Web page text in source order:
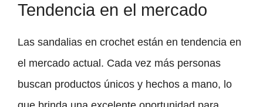
Tendencia en el mercado
Las sandalias en crochet están en tendencia en
el mercado actual. Cada vez más personas
buscan productos únicos y hechos a mano, lo